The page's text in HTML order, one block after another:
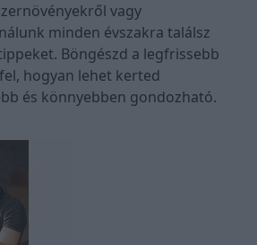
vagy
minden évszakra találsz
Böngészd a legfrissebb
hogyan lehet kerted
és könnyebben gondozható.